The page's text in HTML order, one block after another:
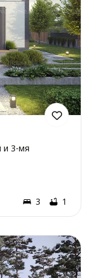
и 3-мя
3 1